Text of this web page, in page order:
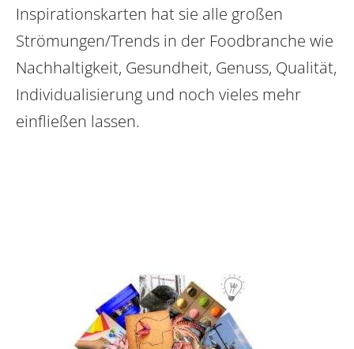
Inspirationskarten hat sie alle großen
Strömungen/Trends in der Foodbranche wie
Nachhaltigkeit, Gesundheit, Genuss, Qualität,
Individualisierung und noch vieles mehr
einfließen lassen.